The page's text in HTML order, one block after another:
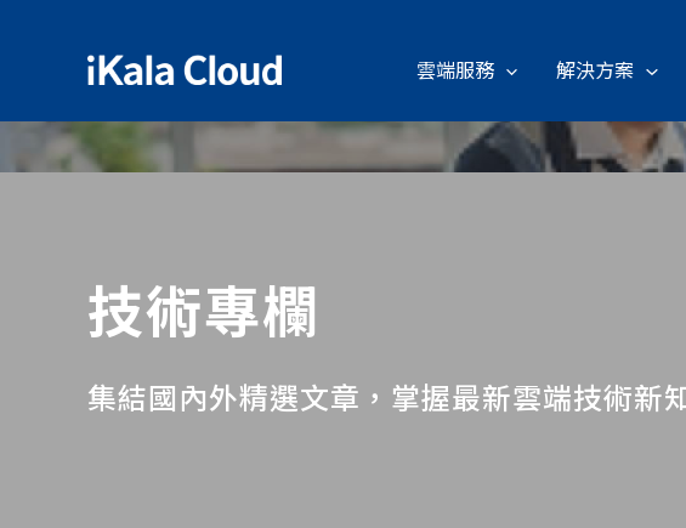
雲端服務 解決方案
技術專欄
集結國內外精選文章，掌握最新雲端技術新